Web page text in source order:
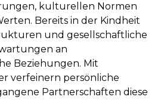
kulturellen Normen
Bereits in der Kindheit
und gesellschaftliche
an
Beziehungen. Mit
verfeinern persönliche
Partnerschaften diese